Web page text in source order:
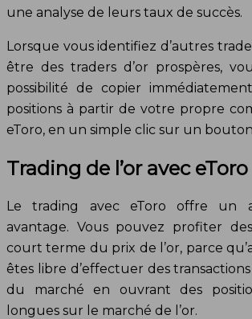
une analyse de leurs taux de succès.
Lorsque vous identifiez d’autres
être des traders d’or prospères,
possibilité de copier
positions à partir de votre propre
eToro, en un simple clic sur un
Trading de l’or avec eToro
Le trading avec eToro offre un
avantage. Vous pouvez profiter
court terme du prix de l’or, parce
êtes libre d’effectuer des
du marché en ouvrant des
longues sur le marché de l’or.